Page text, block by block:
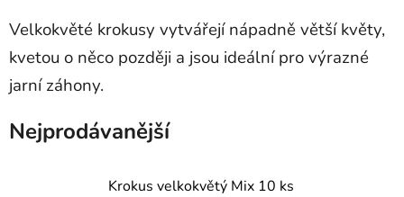
Velkokvěté krokusy vytvářejí nápadně větší květy,
kvetou o něco později a jsou ideální pro výrazné
jarní záhony.
Nejprodávanější
Krokus velkokvětý Mix 10 ks